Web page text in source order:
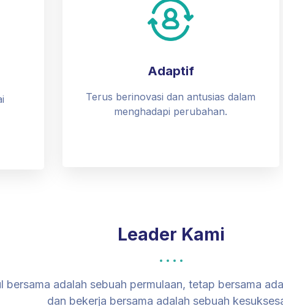
Adaptif
Terus berinovasi dan antusias dalam
menghadapi perubahan.
Leader Kami
bersama adalah sebuah permulaan, tetap bersama
dan bekerja bersama adalah sebuah